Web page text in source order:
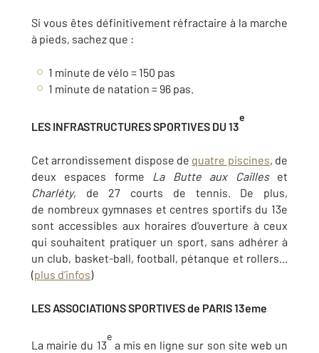
Si vous êtes définitivement réfractaire à la marche
à pieds, sachez que :
1 minute de vélo = 150 pas
1 minute de natation = 96 pas.
LES INFRASTRUCTURES SPORTIVES DU 13
e
Cet arrondissement dispose de quatre piscines, de
deux espaces forme La Butte aux Cailleset
Charléty, de 27 courts de tennis. De plus,
de nombreux gymnases et centres sportifs du 13e
sont accessibles aux horaires d'ouverture à ceux
qui souhaitent pratiquer un sport, sans adhérer à
un club, basket-ball, football, pétanque et rollers...
(plus d’infos)
LES ASSOCIATIONS SPORTIVES de PARIS 13eme
La mairie du 13
e
a mis en ligne sur son site web un